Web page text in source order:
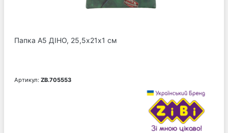
Папка А5 ДІНО, 25,5х21х1 см
Артикул: ZB.705553